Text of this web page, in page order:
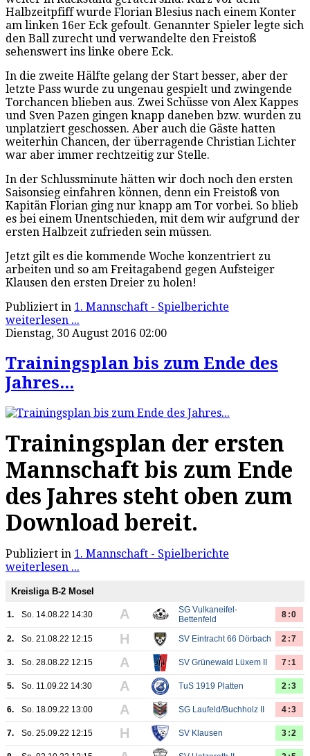
Halbzeitpfiff wurde Florian Blesius nach einem Konter
am linken 16er Eck gefoult. Genannter Spieler legte sich
den Ball zurecht und verwandelte den Freistoß
sehenswert ins linke obere Eck.
In die zweite Hälfte gelang der Start besser, aber der
letzte Pass wurde zu ungenau gespielt und zwingende
Torchancen blieben aus. Zwei Schüsse von Alex Kappes
und Sven Pazen gingen knapp daneben bzw. wurden zu
unplatziert geschossen. Aber auch die Gäste hatten
weiterhin Chancen, der überragende Christian Lichter
war aber immer rechtzeitig zur Stelle.
In der Schlussminute hätten wir doch noch den ersten
Saisonsieg einfahren können, denn ein Freistoß von
Kapitän Florian ging nur knapp am Tor vorbei. So blieb
es bei einem Unentschieden, mit dem wir aufgrund der
ersten Halbzeit zufrieden sein müssen.
Jetzt gilt es die kommende Woche konzentriert zu
arbeiten und so am Freitagabend gegen Aufsteiger
Klausen den ersten Dreier zu holen!
Publiziert in 1. Mannschaft - Spielberichte
weiterlesen ...
Dienstag, 30 August 2016 02:00
Trainingsplan bis zum Ende des
Jahres...
Trainingsplan der ersten
Mannschaft bis zum Ende
des Jahres steht oben zum
Download bereit.
Publiziert in 1. Mannschaft - Spielberichte
weiterlesen ...
Kreisliga B-2 Mosel
1. So. 14.08.22 14:30 A
SG Vulkaneifel-
Bettenfeld
8:0
2. So. 21.08.22 12:15 H SV Eintracht 66 Dörbach 2:7
3. So. 28.08.22 12:15 A SV Grünewald Lüxem II 7:1
5. So. 11.09.22 14:30 A TuS 1919 Platten 2:3
6. So. 18.09.22 13:00 A SG Laufeld/Buchholz II 4:3
7. So. 25.09.22 12:15 H SV Klausen 3:2